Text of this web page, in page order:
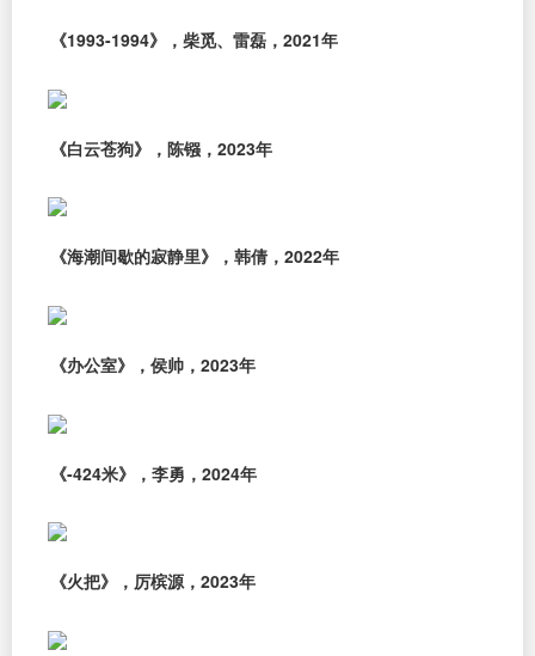
《1993-1994》，柴觅、雷磊，2021年
《白云苍狗》，陈镪，2023年
《海潮间歇的寂静里》，韩倩，2022年
《办公室》，侯帅，2023年
《-424米》，李勇，2024年
《火把》，厉槟源，2023年